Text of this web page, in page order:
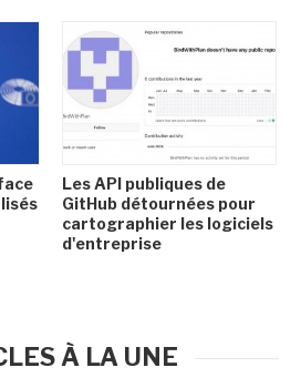
Les API publiques de
GitHub détournées pour
cartographier les logiciels
d'entreprise
À LA UNE